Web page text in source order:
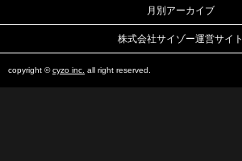
月別アーカイブ
株式会社サイゾー運営サイト
copyright ©cyzo inc. all right reserved.